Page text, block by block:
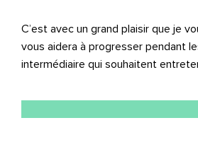
C’est avec un grand plaisir que je
vous aidera à progresser pendant
intermédiaire qui souhaitent